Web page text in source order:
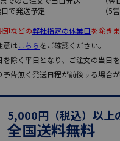
で発送予定
（5
卸などの弊社指定の休業日を除きま
意はこちらをご確認ください。
除く平日となり、ご注文の当日を
告無く発送日程が前後する場合が
5,000円（税込）以上
全国送料無料